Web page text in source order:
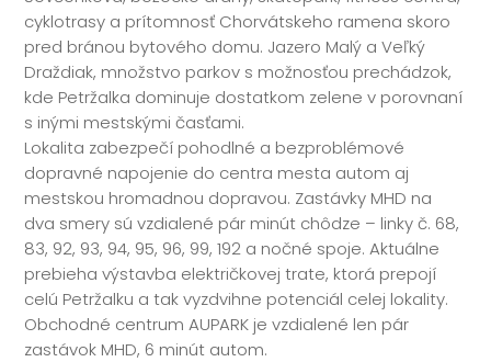
cyklotrasy a prítomnosť Chorvátskeho ramena skoro
pred bránou bytového domu. Jazero Malý a Veľký
Draždiak, množstvo parkov s možnosťou prechádzok,
kde Petržalka dominuje dostatkom zelene v porovnaní
s inými mestskými časťami.
Lokalita zabezpečí pohodlné a bezproblémové
dopravné napojenie do centra mesta autom aj
mestskou hromadnou dopravou. Zastávky MHD na
dva smery sú vzdialené pár minút chôdze – linky č. 68,
83, 92, 93, 94, 95, 96, 99, 192 a nočné spoje. Aktuálne
prebieha výstavba električkovej trate, ktorá prepojí
celú Petržalku a tak vyzdvihne potenciál celej lokality.
Obchodné centrum AUPARK je vzdialené len pár
zastávok MHD, 6 minút autom.